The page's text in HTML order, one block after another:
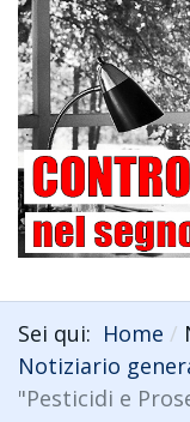
Sei qui: Home
Notiziario
"Pesticidi e